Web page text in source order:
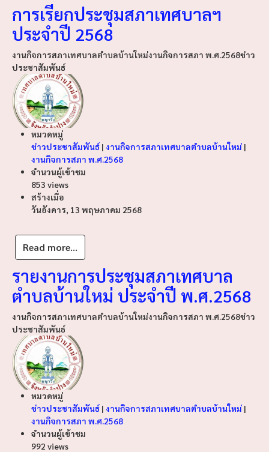
การเรียกประชุมสภาเทศบาลฯ
ประจำปี 2568
งานกิจการสภาเทศบาลตำบลบ้านใหม่งานกิจการสภา พ.ศ.2568ข่าว
ประชาสัมพันธ์
หมวดหมู่
ข่าวประชาสัมพันธ์ | งานกิจการสภาเทศบาลตำบลบ้านใหม่ |
งานกิจการสภา พ.ศ.2568
จำนวนผู้เข้าชม
853 views
สร้างเมื่อ
วันอังคาร, 13 พฤษภาคม 2568
Read more...
รายงานการประชุมสภาเทศบาล
ตำบลบ้านใหม่ ประจำปี พ.ศ.2568
งานกิจการสภาเทศบาลตำบลบ้านใหม่งานกิจการสภา พ.ศ.2568ข่าว
ประชาสัมพันธ์
หมวดหมู่
ข่าวประชาสัมพันธ์ | งานกิจการสภาเทศบาลตำบลบ้านใหม่ |
งานกิจการสภา พ.ศ.2568
จำนวนผู้เข้าชม
992 views